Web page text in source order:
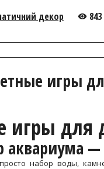
декор 843
игры
игры для
аквариума
набор воды,